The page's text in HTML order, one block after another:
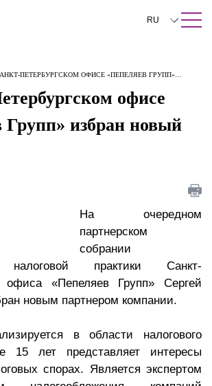
Закрыть
RU
中文
한국어
Deutsch
Español
Français
Português
Türkçe
ПЕТЕРБУРГСКОМ ОФИСЕ «ПЕПЕЛЯЕВ ГРУПП»
офисе
Групп» избран новый
На очередном
партнерском
собрании
налоговой практики Санкт-
офиса «Пепеляев Групп» Сергей
новым партнером компании.
в области налогового
15 лет представляет интересы
спорах. Является экспертом